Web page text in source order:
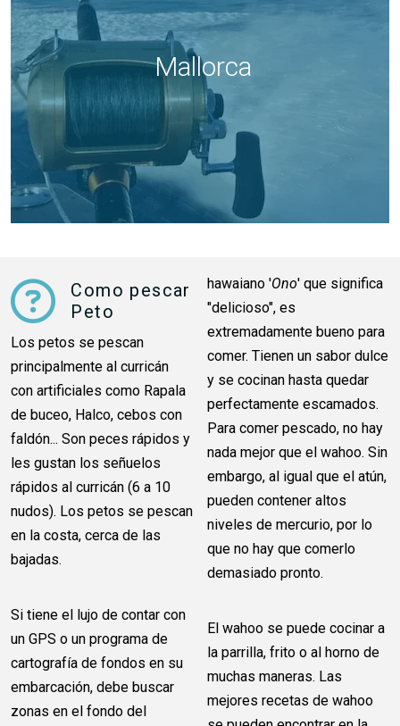
Mallorca
Como pescar
Peto
Los petos se pescan
principalmente al curricán
con artificiales como Rapala
de buceo, Halco, cebos con
faldón... Son peces rápidos y
les gustan los señuelos
rápidos al curricán (6 a 10
nudos). Los petos se pescan
en la costa, cerca de las
bajadas.
Si tiene el lujo de contar con
un GPS o un programa de
cartografía de fondos en su
embarcación, debe buscar
zonas en el fondo del
hawaiano 'Ono' que significa
"delicioso", es
extremadamente bueno para
comer. Tienen un sabor dulce
y se cocinan hasta quedar
perfectamente escamados.
Para comer pescado, no hay
nada mejor que el wahoo. Sin
embargo, al igual que el atún,
pueden contener altos
niveles de mercurio, por lo
que no hay que comerlo
demasiado pronto.
El wahoo se puede cocinar a
la parrilla, frito o al horno de
muchas maneras. Las
mejores recetas de wahoo